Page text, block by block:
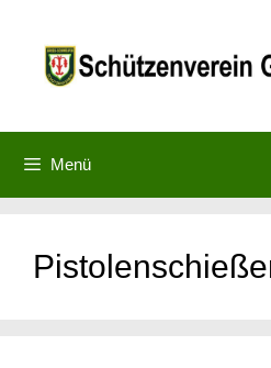
springen
Menü